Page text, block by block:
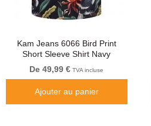
Kam Jeans 6066 Bird Print
Short Sleeve Shirt Navy
De 49,99 € TVA incluse
Ajouter au panier